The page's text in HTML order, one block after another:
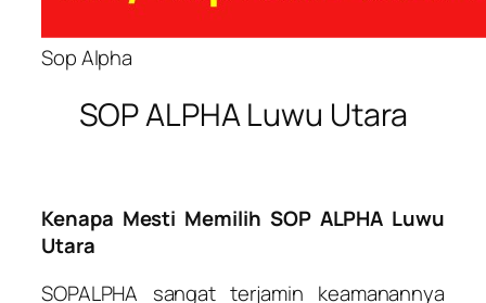
Sop Alpha
SOP ALPHA Luwu Utara
Kenapa Mesti Memilih SOP ALPHA Luwu
Utara
SOPALPHA sangat terjamin keamanannya